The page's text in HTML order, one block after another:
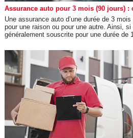
Assurance auto pour 3 mois (90 jours) :
Une assurance auto d’une durée de 3
pour une raison ou pour une autre. Ainsi,
généralement souscrite pour une durée de 1